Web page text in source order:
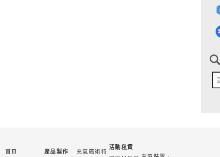
首頁
產品製作
充氣魔術特
活動租賃